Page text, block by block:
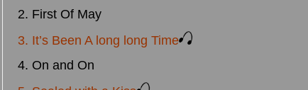
2. First Of May
3. It’s Been A long long Time
4. On and On